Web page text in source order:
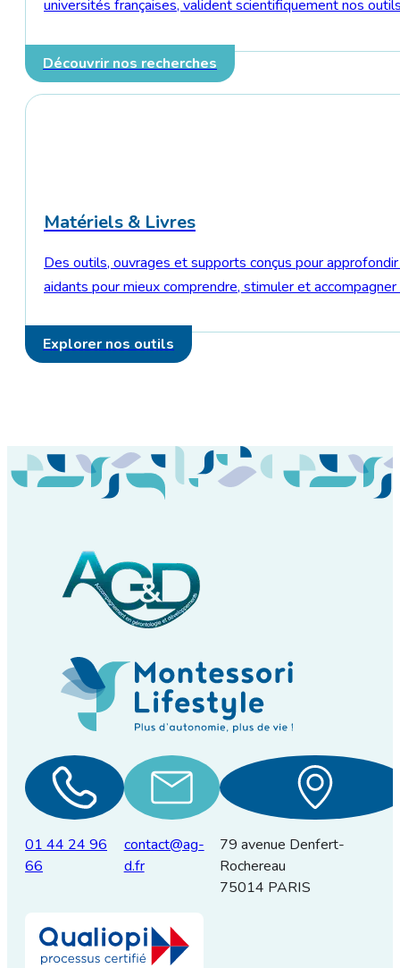
universités françaises, valident scientifiquement nos
Découvrir nos recherches
Matériels & Livres
Des outils, ouvrages et supports conçus pour
aidants pour mieux comprendre, stimuler et
Explorer nos outils
01 44 24 96
66
contact@ag-
d.fr
79 avenue Denfert-
Rochereau
75014 PARIS